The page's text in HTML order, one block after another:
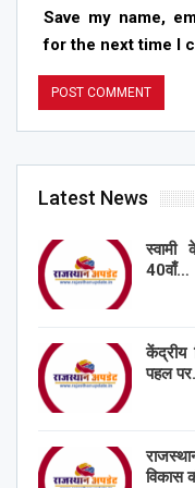
Save my name,
for the next time I
Latest News
स्वामी
40वाँ…
केंद्रीय
पहल
विकास